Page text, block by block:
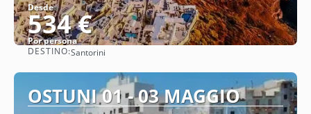
Desde
534 €
Por persona
DESTINO:Santorini
OSTUNI 01 - 03 MAGGIO